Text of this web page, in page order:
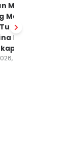
Massa
Mapolres
Bupati
19:15 WIB